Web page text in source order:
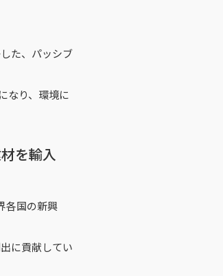
た、パッシブ
なり、環境に
を輸入
各国の新興
に貢献してい